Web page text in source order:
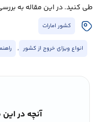
طی کنید. در این مقاله به
کشور امارات
انواع ویزای خروج از کشور ,
آنچه در